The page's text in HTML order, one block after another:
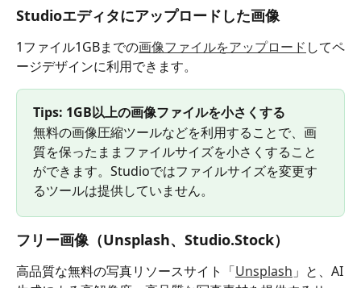
Studioエディタにアップロードした画像
1ファイル1GBまでの画像ファイルをアップロード してペ
ージデザインに利用できます。
Tips: 1GB以上の画像ファイルを小さくする
無料の画像圧縮ツールなどを利用することで、画
質を保ったままファイルサイズを小さくすること
ができます。Studioではファイルサイズを変更す
るツールは提供していません。
フリー画像（Unsplash、Studio.Stock）
高品質な無料の写真リソースサイト「Unsplash 」と、AI